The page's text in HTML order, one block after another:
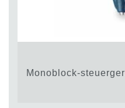
Monoblock-